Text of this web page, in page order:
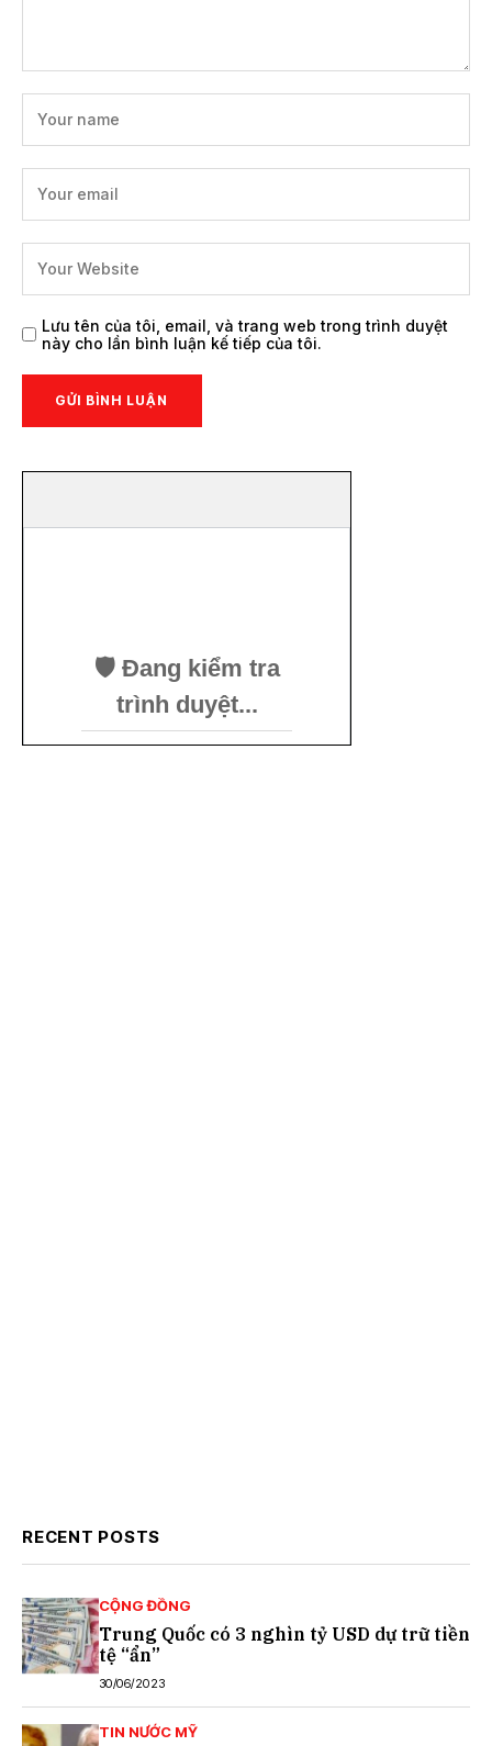
Lưu tên của tôi, email, và trang web trong trình duyệt
này cho lần bình luận kế tiếp của tôi.
RECENT POSTS
CỘNG ĐỒNG
Trung Quốc có 3 nghìn tỷ USD dự trữ tiền
tệ “ẩn”
30/06/2023
TIN NƯỚC MỸ